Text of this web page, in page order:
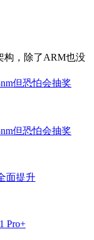
构，除了ARM也没
但恐怕会抽奖
但恐怕会抽奖
面提升
Pro+